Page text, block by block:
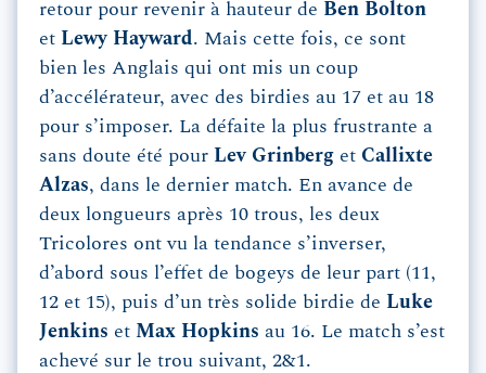
retour pour revenir à hauteur de Ben Bolton
et Lewy Hayward. Mais cette fois, ce sont
bien les Anglais qui ont mis un coup
d’accélérateur, avec des birdies au 17 et au 18
pour s’imposer. La défaite la plus frustrante a
sans doute été pour Lev Grinberg et Callixte
Alzas, dans le dernier match. En avance de
deux longueurs après 10 trous, les deux
Tricolores ont vu la tendance s’inverser,
d’abord sous l’effet de bogeys de leur part (11,
12 et 15), puis d’un très solide birdie de Luke
Jenkins et Max Hopkins au 16. Le match s’est
achevé sur le trou suivant, 2&1.